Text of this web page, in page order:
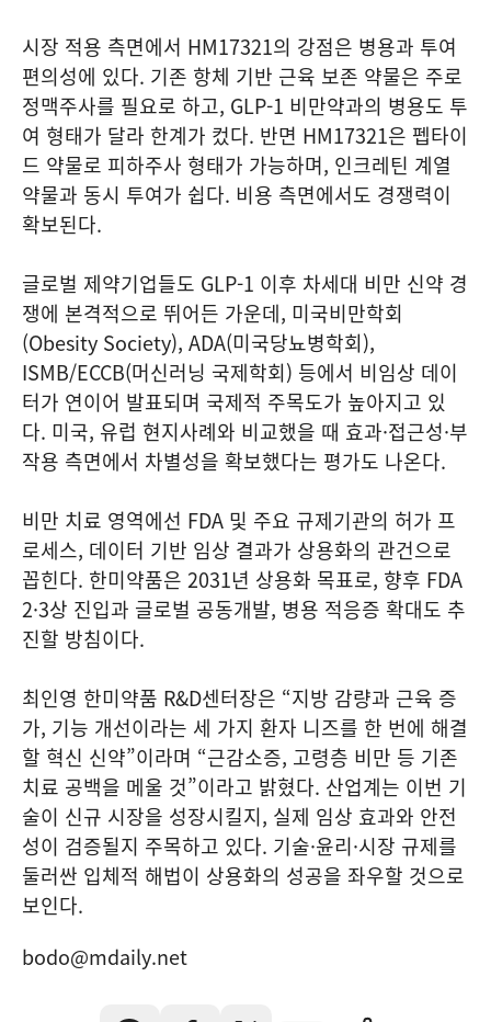
시장 적용 측면에서 HM17321의 강점은 병용과 투여
편의성에 있다. 기존 항체 기반 근육 보존 약물은 주로
정맥주사를 필요로 하고, GLP-1 비만약과의 병용도 투
여 형태가 달라 한계가 컸다. 반면 HM17321은 펩타이
드 약물로 피하주사 형태가 가능하며, 인크레틴 계열
약물과 동시 투여가 쉽다. 비용 측면에서도 경쟁력이
확보된다.
글로벌 제약기업들도 GLP-1 이후 차세대 비만 신약 경
쟁에 본격적으로 뛰어든 가운데, 미국비만학회
(Obesity Society), ADA(미국당뇨병학회),
ISMB/ECCB(머신러닝 국제학회) 등에서 비임상 데이
터가 연이어 발표되며 국제적 주목도가 높아지고 있
다. 미국, 유럽 현지사례와 비교했을 때 효과·접근성·부
작용 측면에서 차별성을 확보했다는 평가도 나온다.
비만 치료 영역에선 FDA 및 주요 규제기관의 허가 프
로세스, 데이터 기반 임상 결과가 상용화의 관건으로
꼽힌다. 한미약품은 2031년 상용화 목표로, 향후 FDA
2·3상 진입과 글로벌 공동개발, 병용 적응증 확대도 추
진할 방침이다.
최인영 한미약품 R&D센터장은 “지방 감량과 근육 증
가, 기능 개선이라는 세 가지 환자 니즈를 한 번에 해결
할 혁신 신약”이라며 “근감소증, 고령층 비만 등 기존
치료 공백을 메울 것”이라고 밝혔다. 산업계는 이번 기
술이 신규 시장을 성장시킬지, 실제 임상 효과와 안전
성이 검증될지 주목하고 있다. 기술·윤리·시장 규제를
둘러싼 입체적 해법이 상용화의 성공을 좌우할 것으로
보인다.
bodo@mdaily.net